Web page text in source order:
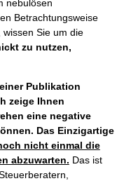
nebulösen
Betrachtungsweise
Sie um die
zu nutzen,
Publikation
zeige Ihnen
eine negative
Das Einzigartige
nicht einmal die
abzuwarten. Das ist